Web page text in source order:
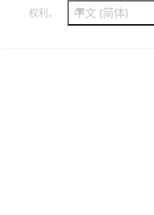
权利。 中文 (简体)